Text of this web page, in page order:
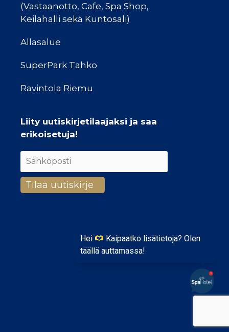
Hei
Kaipaatko lisätietoja? Olen
täällä auttamassa!
(Vastaanotto, Cafe, Spa Shop,
Keilahalli sekä Kuntosali)
Allasalue
SuperPark Tahko
Ravintola Riemu
Liity uutiskirjetilaajaksi ja saa
erikoisetuja!